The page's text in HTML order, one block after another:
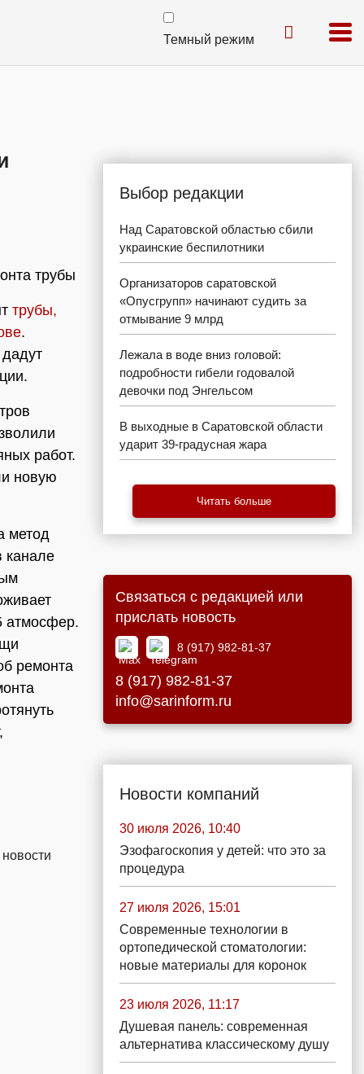
Темный режим
трубы
трубы,
.
работ.
новую
метод
канале
атмосфер.
ремонта
Выбор редакции
Над Саратовской областью сбили
украинские беспилотники
Организаторов саратовской
«Опусгрупп» начинают судить за
отмывание 9 млрд
Лежала в воде вниз головой:
подробности гибели годовалой
девочки под Энгельсом
В выходные в Саратовской области
ударит 39-градусная жара
Читать больше
Связаться с редакцией или
прислать новость
8 (917) 982-81-37
8 (917) 982-81-37
info@sarinform.ru
Новости компаний
30 июля 2026, 10:40
Эзофагоскопия у детей: что это за
процедура
27 июля 2026, 15:01
Современные технологии в
ортопедической стоматологии:
новые материалы для коронок
23 июля 2026, 11:17
Душевая панель: современная
альтернатива классическому душу